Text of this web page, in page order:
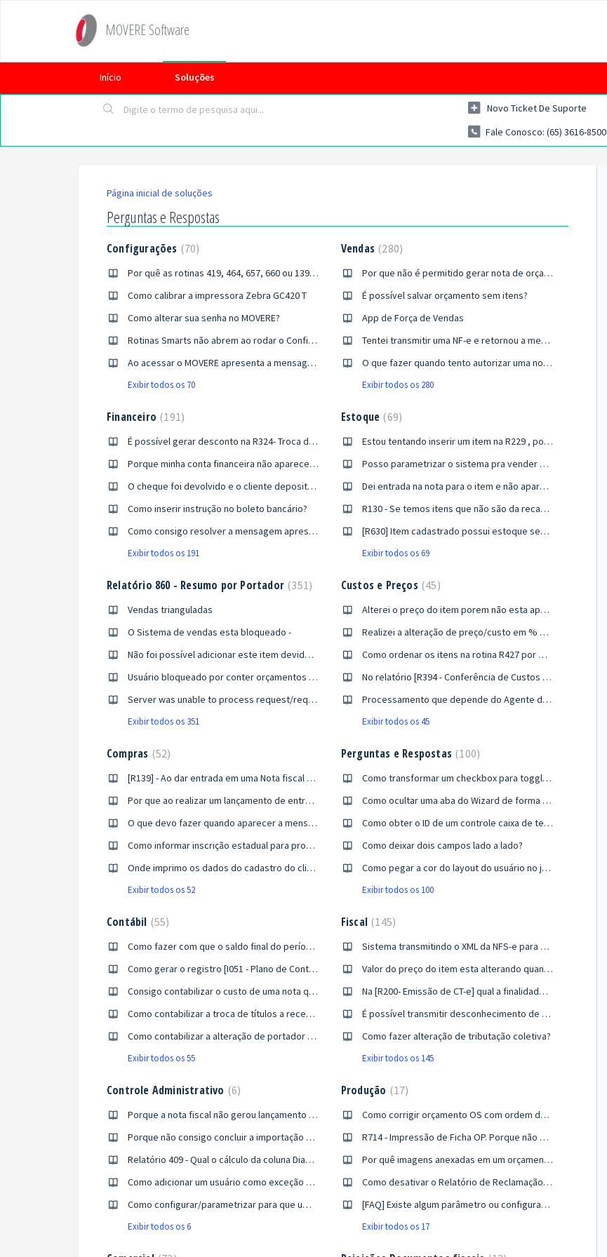
MOVERE Software
Início Soluções
Novo Ticket De Suporte
Fale Conosco: (65) 3616-8500
Página inicial de soluções
Perguntas e Respostas
Configurações 70
Por quê as rotinas 419, 464, 657, 660 ou 139 não carregam?
Como calibrar a impressora Zebra GC420 T
Como alterar sua senha no MOVERE?
Rotinas Smarts não abrem ao rodar o Configurado MOVERE apresenta erro ao executar Gacutil.exe oque fazer?
Ao acessar o MOVERE apresenta a mensagem: senha bloqueada e não permite o acesso oque fazer?
Exibir todos os 70
Vendas 280
Por que não é permitido gerar nota de orçamento em aberto?
É possível salvar orçamento sem itens?
App de Força de Vendas
Tentei transmitir uma NF-e e retornou a mensagem " The request failed with HTTP status 503: Service Temporarily Unavailable", o que Fazer ?
O que fazer quando tento autorizar uma nota fiscal que apresenta o motivo: Rejeição 999: Erro não catalogado?
Exibir todos os 280
Financeiro 191
É possível gerar desconto na R324- Troca de Titulos á receber?
Porque minha conta financeira não aparece na [R299 - Lançamento de Saldos Iniciais Conta Financeira]?
O cheque foi devolvido e o cliente depositou o valor do resgate oque fazer?
Como inserir instrução no boleto bancário?
Como consigo resolver a mensagem apresentada na R242 "O evento contábil de código [ ] não possui uma conta de débito ou uma função contábil de débito definida" ?
Exibir todos os 191
Estoque 69
Estou tentando inserir um item na R229 , porem sou informado que o Código não foi Encontrado ou Inválido , porque isso ocorre ?
Posso parametrizar o sistema pra vender com estoque negativo?
Dei entrada na nota para o item e não aparece o estoque na R427 como resolver?
R130 - Se temos itens que não são da recapagem e estão com o campo: Faz Parte do Custo de Reforma?, selecionado, qual impacto teremos em rotinas de custos, relatórios, etc. ?
[R630] Item cadastrado possui estoque sem entrada de nota fiscal, por quê?
Exibir todos os 69
Relatório 860 - Resumo por Portador 351
Vendas trianguladas
O Sistema de vendas esta bloqueado -
Não foi possível adicionar este item devido ao seguinte erro: Não existe CFOP cadastrado que satisfaça as seguintes condições:
Usuário bloqueado por conter orçamentos em status fechados sem faturamento
Server was unable to process request/request was aborted : could not create SSL/TLS secure channel / Não foi possível estabelecer relação de confiança para o canal seguro de SSL/TLS.?
Exibir todos os 351
Custos e Preços 45
Alterei o preço do item porem não esta aparecendo na R427 ?
Realizei a alteração de preço/custo em % na R457, mas o preço/custo não é aplicado, Por quê?
Como ordenar os itens na rotina R427 por Marcas?
No relatório [R394 - Conferência de Custos e Preços] é possível visualizar o preço em oferta do item?
Processamento que depende do Agente de Tarefas está dando o erro "Você precisa efetuar Logon para acesso a este conteúdo"?
Exibir todos os 45
Compras 52
[R139] - Ao dar entrada em uma Nota fiscal o valor total não bate com a nota do fornecedor!
Por que ao realizar um lançamento de entrada de uma NFE Avulsa, está informando que a chave de acesso não confere?
O que devo fazer quando aparecer a mensagem "Esta nota fiscal não pode ser alterada ou excluída pois, se encontra em um período fiscal já encerrado!" ?
Como informar inscrição estadual para produtor rural?
Onde imprimo os dados do cadastro do cliente?
Exibir todos os 52
Perguntas e Respostas 100
Como transformar um checkbox para toggle de forma simples?
Como ocultar uma aba do Wizard de forma dinâmica usando AngularJS?
Como obter o ID de um controle caixa de texto que será gerado no HTML?
Como deixar dois campos lado a lado?
Como pegar a cor do layout do usuário no javascript?
Exibir todos os 100
Contábil 55
Como fazer com que o saldo final do período passado vá para o período seguinte?
Como gerar o registro [I051 - Plano de Contas Referencial] no Sped ECD (R705)?
Consigo contabilizar o custo de uma nota que não movimenta estoque?
Como contabilizar a troca de títulos a receber?
Como contabilizar a alteração de portador na rotina R247 - Títulos a Pagar?
Exibir todos os 55
Fiscal 145
Sistema transmitindo o XML da NFS-e para a prefeitura com alíquota zero
Valor do preço do item esta alterando quando á Substituição Tributária (ST) como resolver?
Na [R200- Emissão de CT-e] qual a finalidade dos botões Anulação e Substituição?
É possível transmitir desconhecimento de operação do MD-e para SEFAZ?
Como fazer alteração de tributação coletiva?
Exibir todos os 145
Controle Administrativo 6
Porque a nota fiscal não gerou lançamento do controle administrativo?
Porque não consigo concluir a importação de arquivo na R242?
Relatório 409 - Qual o cálculo da coluna Dias Médio de Atraso?
Como adicionar um usuário como exceção para executar uma rotina de relatório em qualquer horário?
Como configurar/parametrizar para que uma despesa fique no mês de vencimento do titulo? CONTROLE ADMINISTRATIVO.
Exibir todos os 6
Produção 17
Como corrigir orçamento OS com ordem de produção OP iniciada?
R714 - Impressão de Ficha OP. Porque não apresenta todos os itens do orçamento filtrado?
Por quê imagens anexadas em um orçamento estão aparecendo em outro?
Como desativar o Relatório de Reclamação de Cliente na rotina 714
[FAQ] Existe algum parâmetro ou configuração para que o orçamento ou estabelecimento apareça na rotina 1006 para alteração do item de captação?
Exibir todos os 17